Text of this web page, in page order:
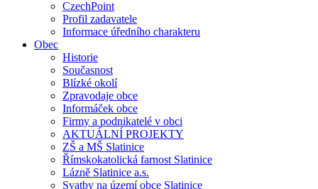
CzechPoint
Profil zadavatele
Informace úředního charakteru
Obec
Historie
Současnost
Blízké okolí
Zpravodaje obce
Informáček obce
Firmy a podnikatelé v obci
AKTUÁLNÍ PROJEKTY
ZŠ a MŠ Slatinice
Římskokatolická farnost Slatinice
Lázně Slatinice a.s.
Svatby na území obce Slatinice